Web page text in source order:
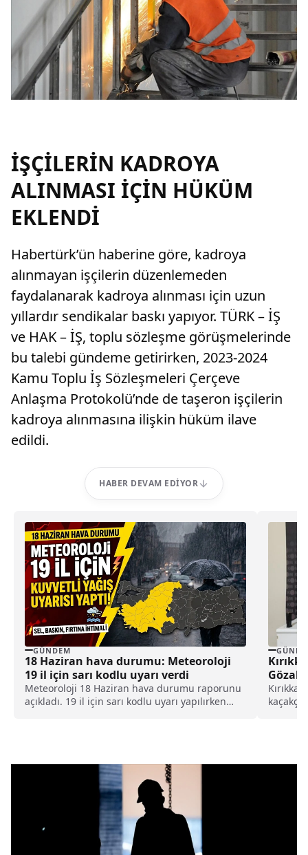
İŞÇİLERİN KADROYA
ALINMASI İÇİN HÜKÜM
EKLENDİ
Habertürk’ün haberine göre, kadroya
alınmayan işçilerin düzenlemeden
faydalanarak kadroya alınması için uzun
yıllardır sendikalar baskı yapıyor. TÜRK – İŞ
ve HAK – İŞ, toplu sözleşme görüşmelerinde
bu talebi gündeme getirirken, 2023-2024
Kamu Toplu İş Sözleşmeleri Çerçeve
Anlaşma Protokolü’nde de taşeron işçilerin
kadroya alınmasına ilişkin hüküm ilave
edildi.
HABER DEVAM EDIYOR
GÜNDEM
18 Haziran hava durumu: Meteoroloji
19 il için sarı kodlu uyarı verdi
Meteoroloji 18 Haziran hava durumu raporunu
açıkladı. 19 il için sarı kodlu uyarı yapılırken
Gözaltı